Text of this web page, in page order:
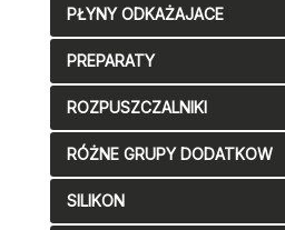
PŁYNY ODKAŻAJACE
PREPARATY
ROZPUSZCZALNIKI
RÓŻNE GRUPY DODATKOW
SILIKON